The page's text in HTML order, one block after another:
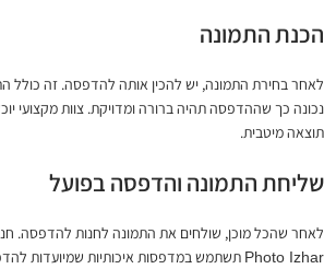
הכנת התמונה
לאחר בחירת התמונה, יש להכין אותה להדפסה. זה כולל
נכונה כך שההדפסה תהיה ברורה ומדויקת. צוות מקצועי
תוצאה מיטבית.
שליחת התמונה והדפסה בפועל
לאחר שהכל מוכן, שולחים את התמונה לחנות להדפסה.
Photo Izhar תשתמש במדפסות איכותיות שמיועדות